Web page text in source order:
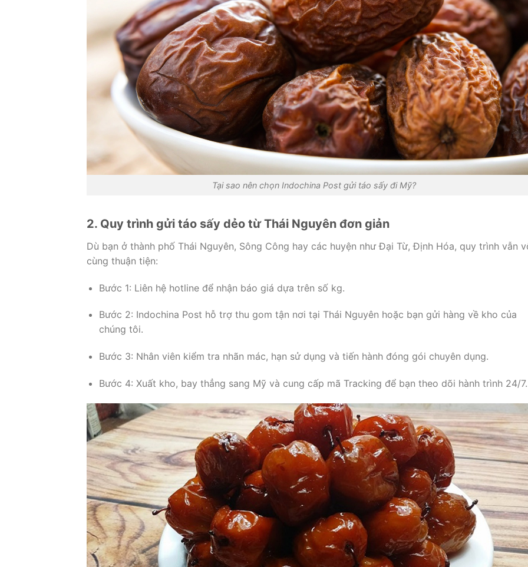
Tại sao nên chọn Indochina Post gửi táo sấy đi Mỹ?
2. Quy trình gửi táo sấy dẻo từ Thái Nguyên đơn giản
Dù bạn ở thành phố Thái Nguyên, Sông Công hay các huyện như Đại Từ, Định Hóa, quy trình vẫn
cùng thuận tiện:
Bước 1: Liên hệ hotline để nhận báo giá dựa trên số kg.
Bước 2: Indochina Post hỗ trợ thu gom tận nơi tại Thái Nguyên hoặc bạn gửi hàng về kho của
chúng tôi.
Bước 3: Nhân viên kiểm tra nhãn mác, hạn sử dụng và tiến hành đóng gói chuyên dụng.
Bước 4: Xuất kho, bay thẳng sang Mỹ và cung cấp mã Tracking để bạn theo dõi hành trình 24/7.